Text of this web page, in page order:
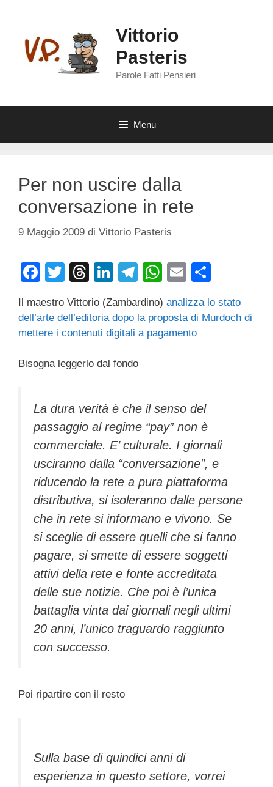
contenuto
Vittorio
Pasteris
Parole Fatti Pensieri
Menu
Per non uscire dalla
conversazione in rete
9 Maggio 2009 di Vittorio Pasteris
F
c
e
o
k
T
tt
er
T
e
a
s
Li
k
e
n
T
e
gr
m
W
at
s
E
ail n
Il maestro Vittorio (Zambardino) analizza lo stato
dell’arte dell’editoria dopo la proposta di Murdoch di
mettere i contenuti digitali a pagamento
Bisogna leggerlo dal fondo
La dura verità è che il senso del
passaggio al regime “pay” non è
commerciale. E’ culturale. I giornali
usciranno dalla “conversazione”, e
riducendo la rete a pura piattaforma
distributiva, si isoleranno dalle persone
che in rete si informano e vivono. Se
si sceglie di essere quelli che si fanno
pagare, si smette di essere soggetti
attivi della rete e fonte accreditata
delle sue notizie. Che poi è l’unica
battaglia vinta dai giornali negli ultimi
20 anni, l’unico traguardo raggiunto
con successo.
Poi ripartire con il resto
Sulla base di quindici anni di
esperienza in questo settore, vorrei